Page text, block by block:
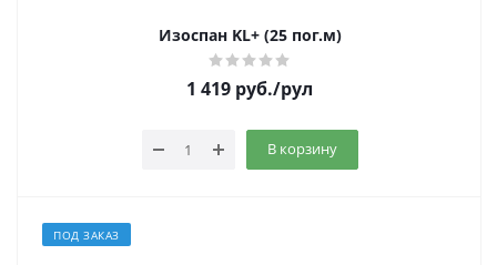
Изоспан KL+ (25 пог.м)
1 419 руб./рул
В корзину
ПОД ЗАКАЗ